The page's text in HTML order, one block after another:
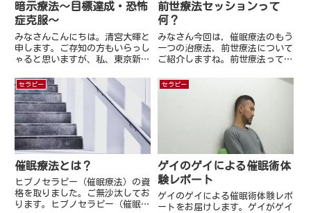
暗示療法～目標達成・恐怖
症克服～
みなさんこんにちは。清宮大暉と
申します。ご存知の方もいらっし
ゃると思いますが、私、東京新宿
己実現を応援する「ココロのリカ
バリーラボ」という活動をしてお
ります。少しでも気になることな
どありましたらお気軽にご相談
く...
前世療法セッションって
何？
みなさん今回は，催眠療法のもう
一つの治療法，前世療法について
ご紹介しますね。前世療法って，
ると思うんです。占いで言われた
ことがある，って人もいると思い
ます。前世って本当にあるの？ま
ずは「前世って本当にあるのか
セラピー
催眠療法とは？
ヒプノセラピー（催眠療法）の資
格を取りました。ご無沙汰してお
ります。ヒプノセラピー（催眠療
セラピー
ゲイのゲイによる催眠術体
験レポート
ゲイのゲイによる催眠術体験レポ
ートをお届けします。ゲイがゲイ